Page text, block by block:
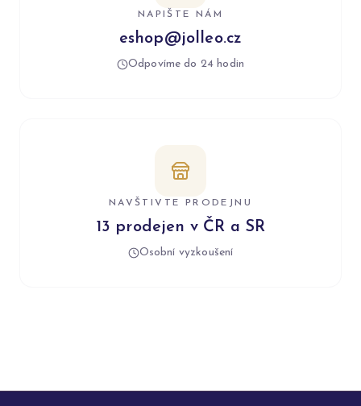
NAPIŠTE NÁM
eshop@jolleo.cz
Odpovíme do 24 hodin
NAVŠTIVTE PRODEJNU
13 prodejen v ČR a SR
Osobní vyzkoušení